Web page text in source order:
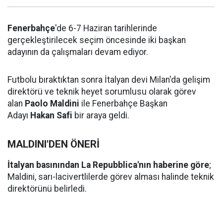
Fenerbahçe'de 6-7 Haziran tarihlerinde
gerçekleştirilecek seçim öncesinde iki başkan
adayının da çalışmaları devam ediyor.
Futbolu bıraktıktan sonra İtalyan devi Milan'da gelişim
direktörü ve teknik heyet sorumlusu olarak görev
alan Paolo Maldini ile Fenerbahçe Başkan
Adayı Hakan Safi bir araya geldi.
MALDINI'DEN ÖNERİ
İtalyan basınından La Repubblica'nın haberine göre;
Maldini, sarı-lacivertlilerde görev alması halinde teknik
direktörünü belirledi.